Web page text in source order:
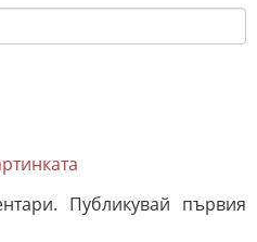
Публикувай първия